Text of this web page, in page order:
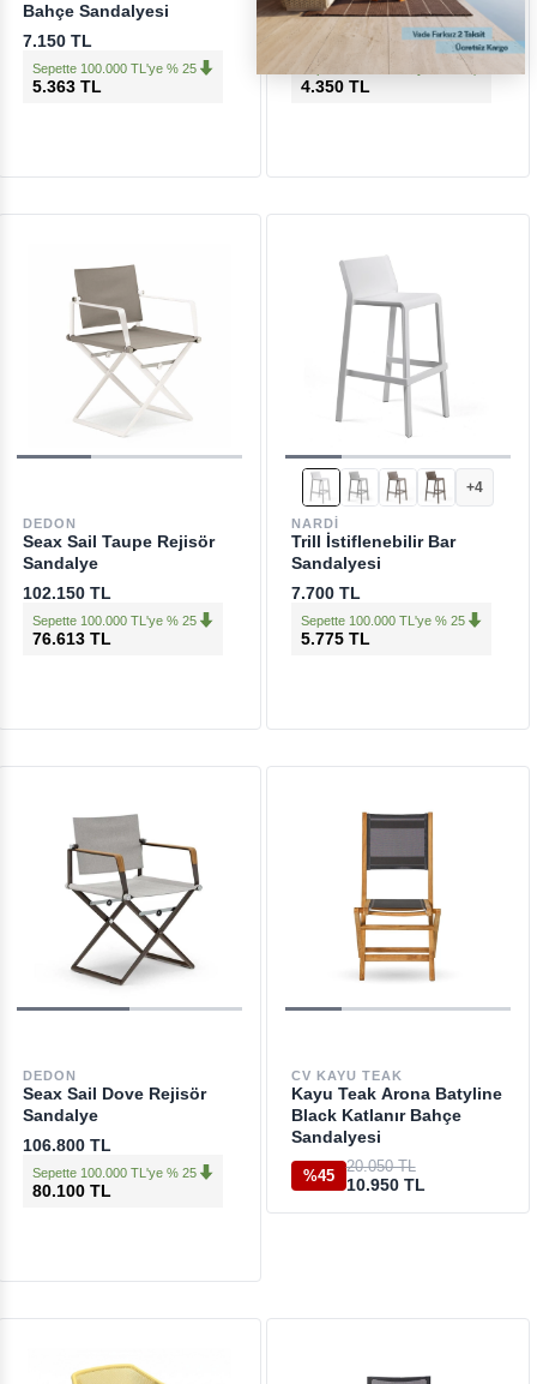
Bahçe Sandalyesi
7.150 TL
Sepette 100.000 TL'ye % 25
5.363 TL
Sandalyesi
5.800 TL
Sepette 100.000 TL'ye % 25
4.350 TL
DEDON
Seax Sail Taupe Rejisör
Sandalye
102.150 TL
Sepette 100.000 TL'ye % 25
76.613 TL
+4
NARDI
Trill İstiflenebilir Bar
Sandalyesi
7.700 TL
Sepette 100.000 TL'ye % 25
5.775 TL
DEDON
Seax Sail Dove Rejisör
Sandalye
106.800 TL
Sepette 100.000 TL'ye % 25
80.100 TL
CV KAYU TEAK
Kayu Teak Arona Batyline
Black Katlanır Bahçe
Sandalyesi
%45
20.050 TL
10.950 TL